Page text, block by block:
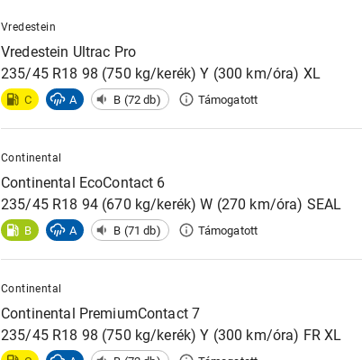
Vredestein
Vredestein Ultrac Pro
235/45 R18 98 (750 kg/kerék) Y (300 km/óra) XL
C A B (72 db) Támogatott
Continental
Continental EcoContact 6
235/45 R18 94 (670 kg/kerék) W (270 km/óra) SEAL
B A B (71 db) Támogatott
Continental
Continental PremiumContact 7
235/45 R18 98 (750 kg/kerék) Y (300 km/óra) FR XL